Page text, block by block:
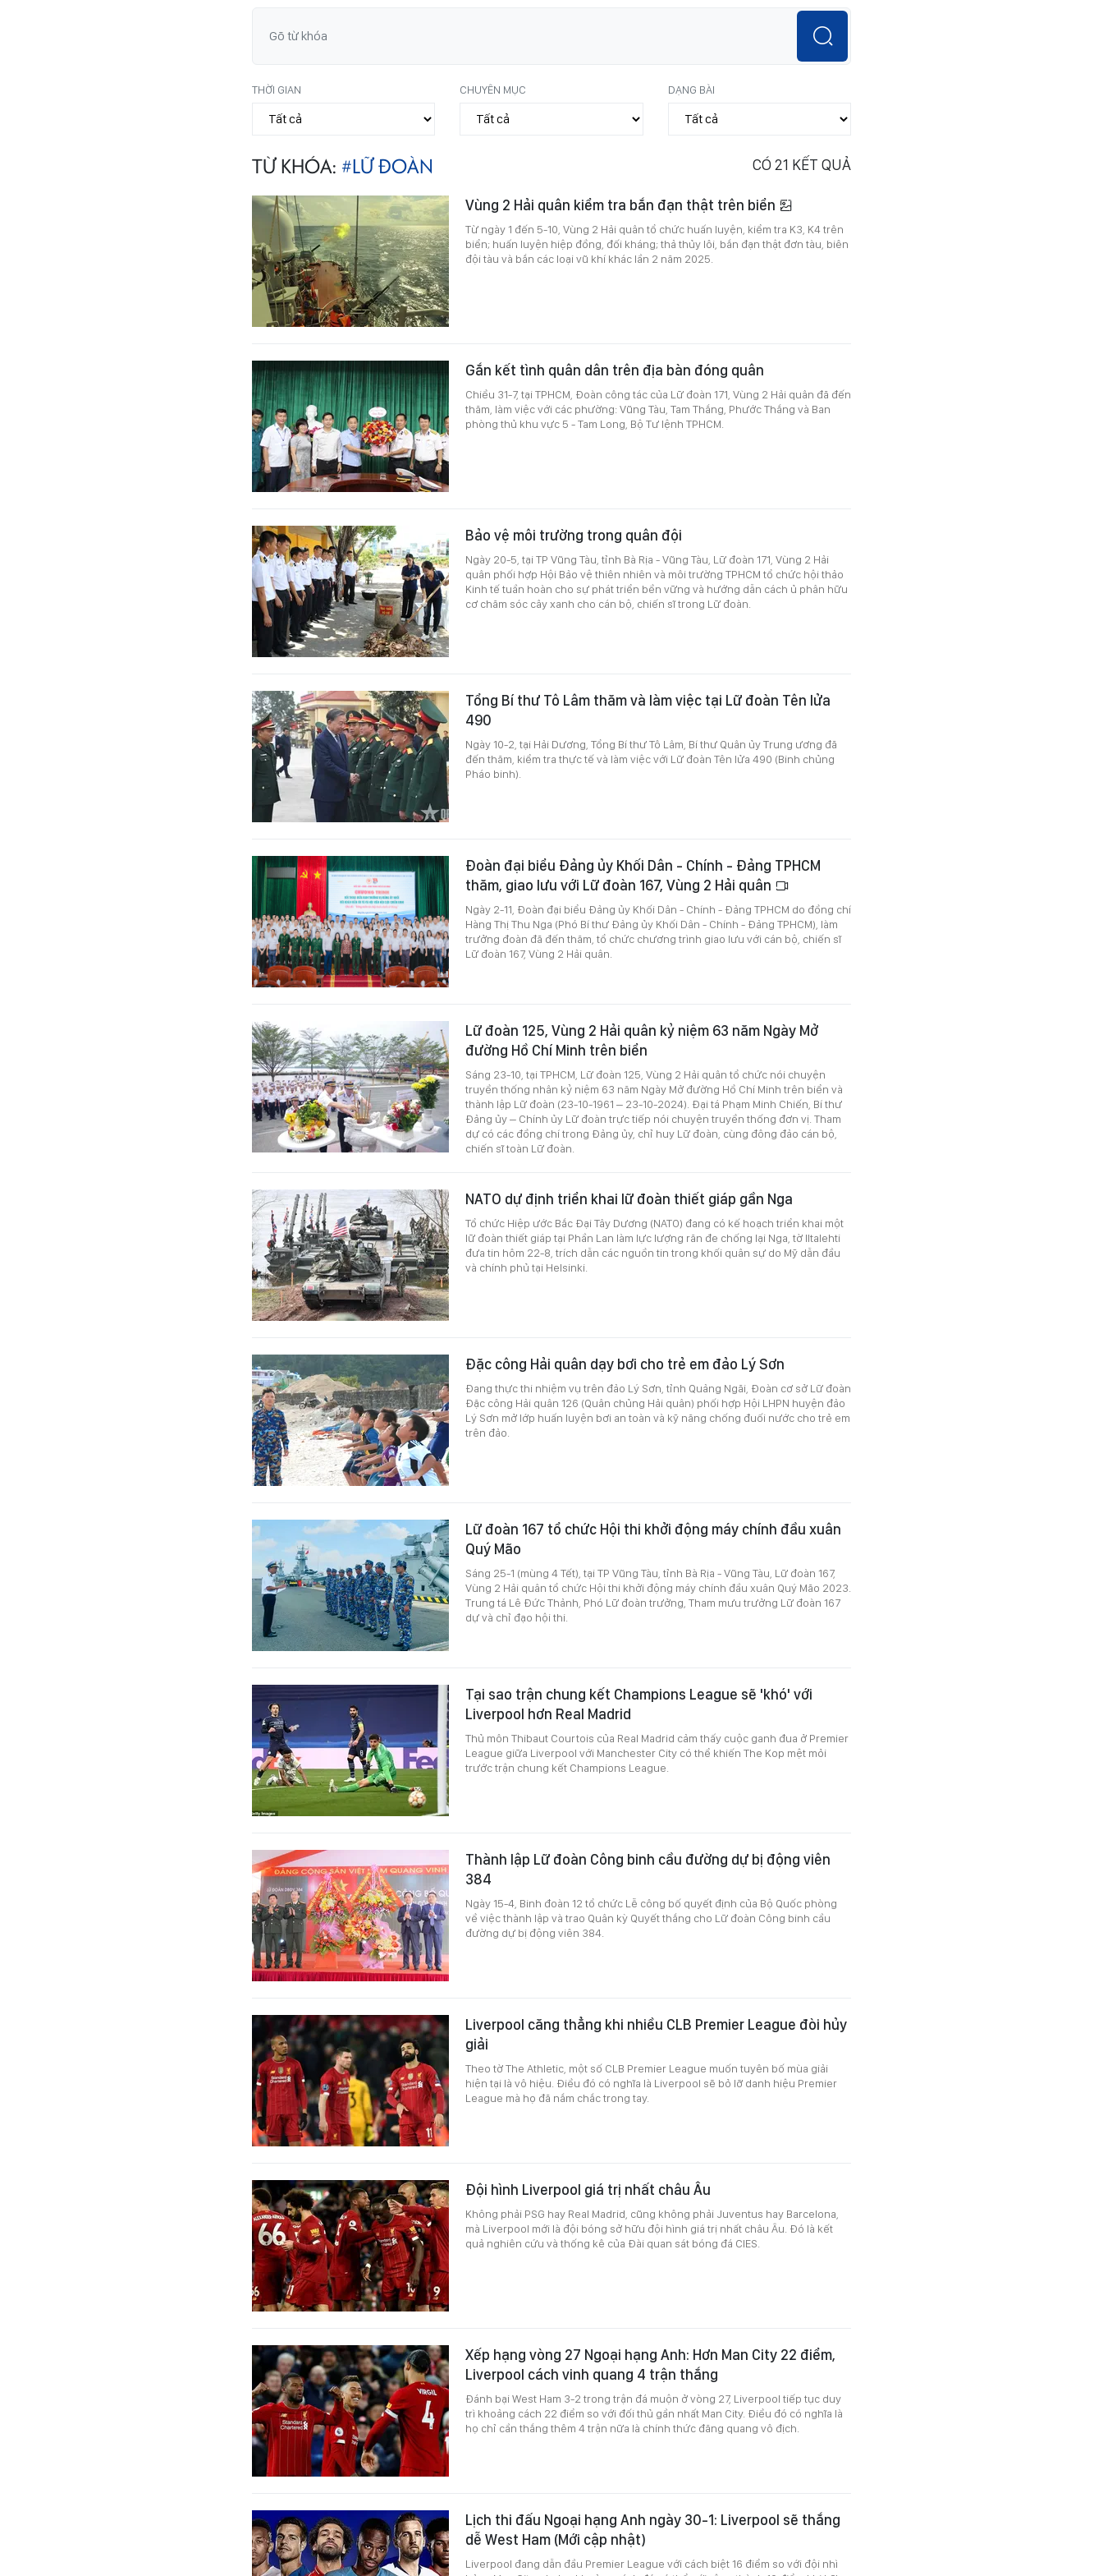
THỜI GIAN CHUYÊN MỤC DẠNG BÀI
TỪ KHÓA: #LỮ ĐOÀN CÓ 21 KẾT QUẢ
Vùng 2 Hải quân kiểm tra bắn đạn thật trên biển
Từ ngày 1 đến 5-10, Vùng 2 Hải quân tổ chức huấn luyện, kiểm tra K3, K4 trên
biển; huấn luyện hiệp đồng, đối kháng; thả thủy lôi, bắn đạn thật đơn tàu, biên
đội tàu và bắn các loại vũ khí khác lần 2 năm 2025.
Gắn kết tình quân dân trên địa bàn đóng quân
Chiều 31-7, tại TPHCM, Đoàn công tác của Lữ đoàn 171, Vùng 2 Hải quân đã đến
thăm, làm việc với các phường: Vũng Tàu, Tam Thắng, Phước Thắng và Ban
phòng thủ khu vực 5 - Tam Long, Bộ Tư lệnh TPHCM.
Bảo vệ môi trường trong quân đội
Ngày 20-5, tại TP Vũng Tàu, tỉnh Bà Rịa - Vũng Tàu, Lữ đoàn 171, Vùng 2 Hải
quân phối hợp Hội Bảo vệ thiên nhiên và môi trường TPHCM tổ chức hội thảo
Kinh tế tuần hoàn cho sự phát triển bền vững và hướng dẫn cách ủ phân hữu
cơ chăm sóc cây xanh cho cán bộ, chiến sĩ trong Lữ đoàn.
Tổng Bí thư Tô Lâm thăm và làm việc tại Lữ đoàn Tên lửa
490
Ngày 10-2, tại Hải Dương, Tổng Bí thư Tô Lâm, Bí thư Quân ủy Trung ương đã
đến thăm, kiểm tra thực tế và làm việc với Lữ đoàn Tên lửa 490 (Binh chủng
Pháo binh).
Đoàn đại biểu Đảng ủy Khối Dân - Chính - Đảng TPHCM
thăm, giao lưu với Lữ đoàn 167, Vùng 2 Hải quân
Ngày 2-11, Đoàn đại biểu Đảng ủy Khối Dân - Chính - Đảng TPHCM do đồng chí
Hàng Thị Thu Nga (Phó Bí thư Đảng ủy Khối Dân - Chính - Đảng TPHCM), làm
trưởng đoàn đã đến thăm, tổ chức chương trình giao lưu với cán bộ, chiến sĩ
Lữ đoàn 167, Vùng 2 Hải quân.
Lữ đoàn 125, Vùng 2 Hải quân kỷ niệm 63 năm Ngày Mở
đường Hồ Chí Minh trên biển
Sáng 23-10, tại TPHCM, Lữ đoàn 125, Vùng 2 Hải quân tổ chức nói chuyện
truyền thống nhân kỷ niệm 63 năm Ngày Mở đường Hồ Chí Minh trên biển và
thành lập Lữ đoàn (23-10-1961 – 23-10-2024). Đại tá Phạm Minh Chiến, Bí thư
Đảng ủy – Chính ủy Lữ đoàn trực tiếp nói chuyện truyền thống đơn vị. Tham
dự có các đồng chí trong Đảng ủy, chỉ huy Lữ đoàn, cùng đông đảo cán bộ,
chiến sĩ toàn Lữ đoàn.
NATO dự định triển khai lữ đoàn thiết giáp gần Nga
Tổ chức Hiệp ước Bắc Đại Tây Dương (NATO) đang có kế hoạch triển khai một
lữ đoàn thiết giáp tại Phần Lan làm lực lượng răn đe chống lại Nga, tờ Iltalehti
đưa tin hôm 22-8, trích dẫn các nguồn tin trong khối quân sự do Mỹ dẫn đầu
và chính phủ tại Helsinki.
Đặc công Hải quân dạy bơi cho trẻ em đảo Lý Sơn
Đang thực thi nhiệm vụ trên đảo Lý Sơn, tỉnh Quảng Ngãi, Đoàn cơ sở Lữ đoàn
Đặc công Hải quân 126 (Quân chủng Hải quân) phối hợp Hội LHPN huyện đảo
Lý Sơn mở lớp huấn luyện bơi an toàn và kỹ năng chống đuối nước cho trẻ em
trên đảo.
Lữ đoàn 167 tổ chức Hội thi khởi động máy chính đầu xuân
Quý Mão
Sáng 25-1 (mùng 4 Tết), tại TP Vũng Tàu, tỉnh Bà Rịa - Vũng Tàu, Lữ đoàn 167,
Vùng 2 Hải quân tổ chức Hội thi khởi động máy chính đầu xuân Quý Mão 2023.
Trung tá Lê Đức Thảnh, Phó Lữ đoàn trưởng, Tham mưu trưởng Lữ đoàn 167
dự và chỉ đạo hội thi.
Tại sao trận chung kết Champions League sẽ 'khó' với
Liverpool hơn Real Madrid
Thủ môn Thibaut Courtois của Real Madrid cảm thấy cuộc ganh đua ở Premier
League giữa Liverpool với Manchester City có thể khiến The Kop mệt mỏi
trước trận chung kết Champions League.
Thành lập Lữ đoàn Công binh cầu đường dự bị động viên
384
Ngày 15-4, Binh đoàn 12 tổ chức Lễ công bố quyết định của Bộ Quốc phòng
về việc thành lập và trao Quân kỳ Quyết thắng cho Lữ đoàn Công binh cầu
đường dự bị động viên 384.
Liverpool căng thẳng khi nhiều CLB Premier League đòi hủy
giải
Theo tờ The Athletic, một số CLB Premier League muốn tuyên bố mùa giải
hiện tại là vô hiệu. Điều đó có nghĩa là Liverpool sẽ bỏ lỡ danh hiệu Premier
League mà họ đã nắm chắc trong tay.
Đội hình Liverpool giá trị nhất châu Âu
Không phải PSG hay Real Madrid, cũng không phải Juventus hay Barcelona,
mà Liverpool mới là đội bóng sở hữu đội hình giá trị nhất châu Âu. Đó là kết
quả nghiên cứu và thống kê của Đài quan sát bóng đá CIES.
Xếp hạng vòng 27 Ngoại hạng Anh: Hơn Man City 22 điểm,
Liverpool cách vinh quang 4 trận thắng
Đánh bại West Ham 3-2 trong trận đá muộn ở vòng 27, Liverpool tiếp tục duy
trì khoảng cách 22 điểm so với đối thủ gần nhất Man City. Điều đó có nghĩa là
họ chỉ cần thắng thêm 4 trận nữa là chính thức đăng quang vô địch.
Lịch thi đấu Ngoại hạng Anh ngày 30-1: Liverpool sẽ thắng
dễ West Ham (Mới cập nhật)
Liverpool đang dẫn đầu Premier League với cách biệt 16 điểm so với đội nhì